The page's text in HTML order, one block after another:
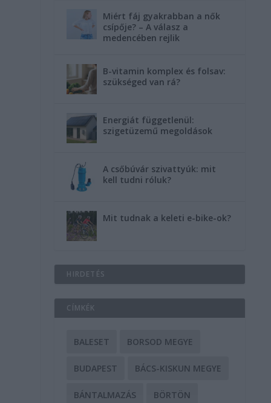
Miért fáj gyakrabban a nők
csípője? – A válasz a
medencében rejlik
B-vitamin komplex és folsav:
szükséged van rá?
Energiát függetlenül:
szigetüzemű megoldások
A csőbúvár szivattyúk: mit
kell tudni róluk?
Mit tudnak a keleti e-bike-ok?
HIRDETÉS
CÍMKÉK
BALESET BORSOD MEGYE
BUDAPEST BÁCS-KISKUN MEGYE
BÁNTALMAZÁS BÖRTÖN